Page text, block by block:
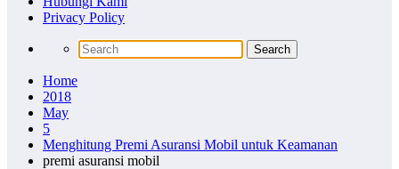
Privacy Policy
Home
2018
May
5
Menghitung Premi Asuransi Mobil untuk Keamanan
premi asuransi mobil